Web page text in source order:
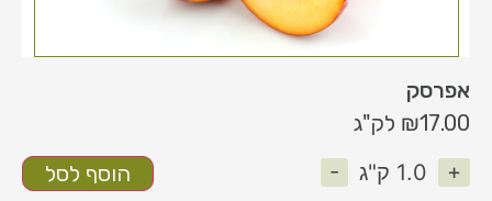
אפרסק
₪17.00
לק"ג
-
1.0 ק"ג + הוסף לסל